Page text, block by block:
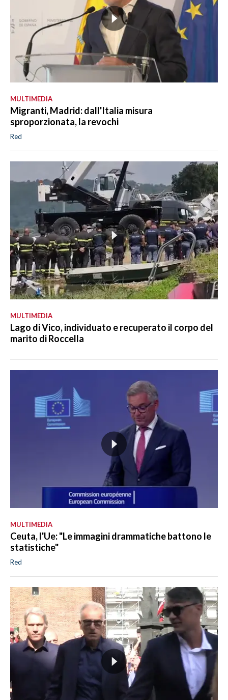
MULTIMEDIA
Migranti, Madrid: dall'Italia misura
sproporzionata, la revochi
Red
MULTIMEDIA
Lago di Vico, individuato e recuperato il corpo del
marito di Roccella
MULTIMEDIA
Ceuta, l'Ue: "Le immagini drammatiche battono le
statistiche"
Red